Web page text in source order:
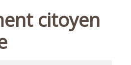
citoyen